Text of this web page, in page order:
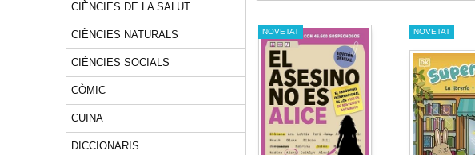
CIÈNCIES DE LA SALUT
CIÈNCIES NATURALS
CIÈNCIES SOCIALS
CÒMIC
CUINA
DICCIONARIS
NOVETAT NOVETAT